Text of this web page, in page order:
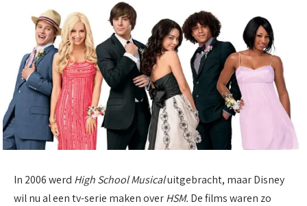
In 2006 werd High School Musicaluitgebracht, maar Disney
wil nu al een tv-serie maken overHSM. De films waren zo